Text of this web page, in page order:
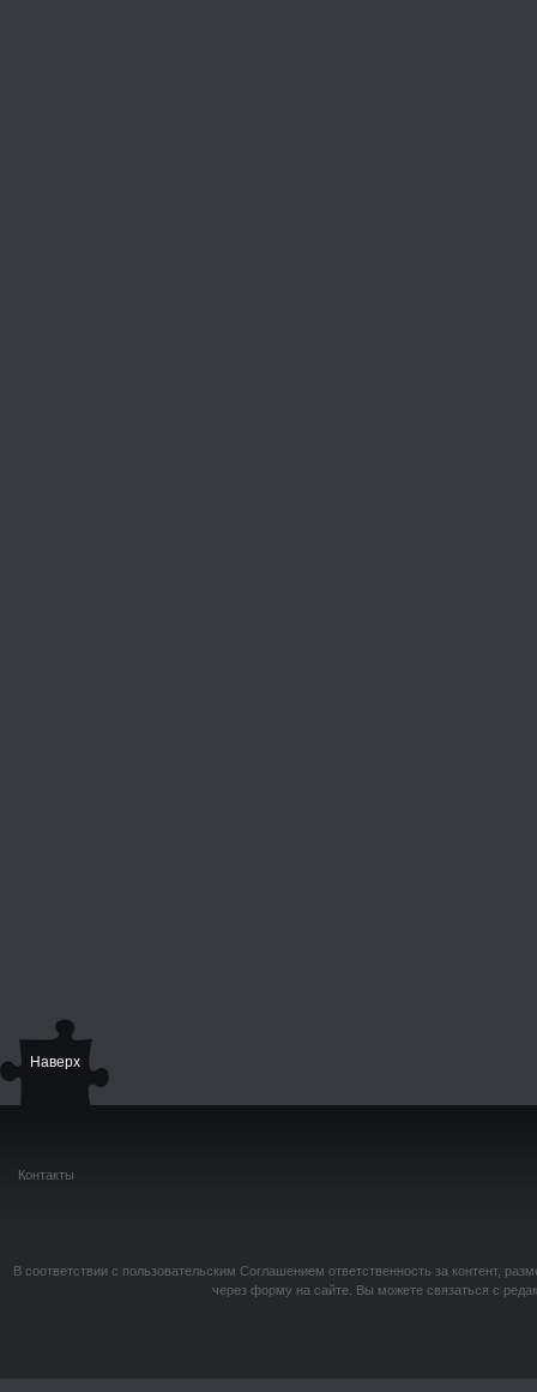
Наверх
Контакты
В соответствии с пользовательским Соглашением ответственность за контент,
через форму на сайте. Вы можете связаться с